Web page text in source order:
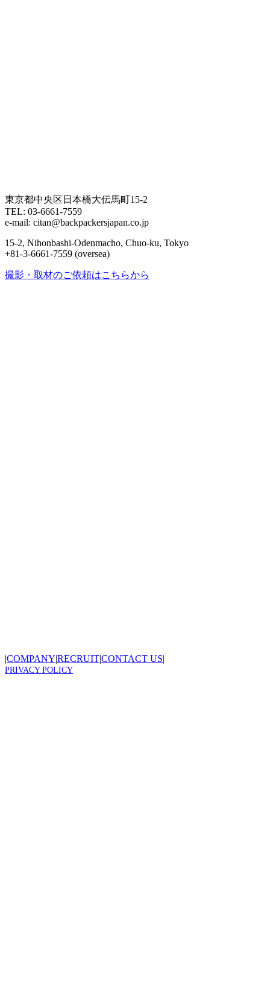
東京都中央区日本橋大伝馬町15-2
TEL: 03-6661-7559
e-mail: citan@backpackersjapan.co.jp
15-2, Nihonbashi-Odenmacho, Chuo-ku, Tokyo
+81-3-6661-7559 (oversea)
撮影・取材のご依頼はこちらから
|COMPANY|RECRUIT|CONTACT US|
PRIVACY POLICY